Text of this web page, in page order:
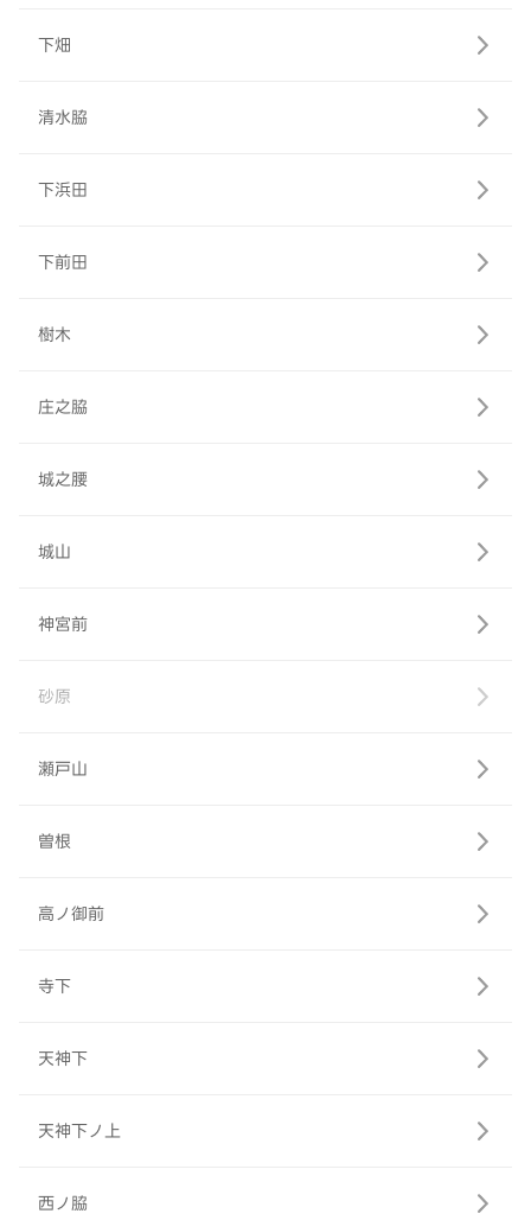
下畑
清水脇
下浜田
下前田
樹木
庄之脇
城之腰
城山
神宮前
砂原
瀬戸山
曽根
高ノ御前
寺下
天神下
天神下ノ上
西ノ脇